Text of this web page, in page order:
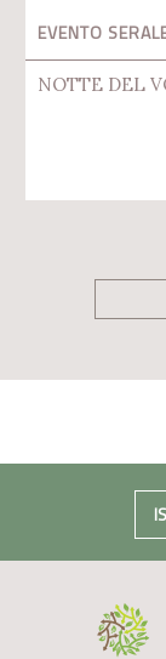
EVENTO
NOTTE DEL